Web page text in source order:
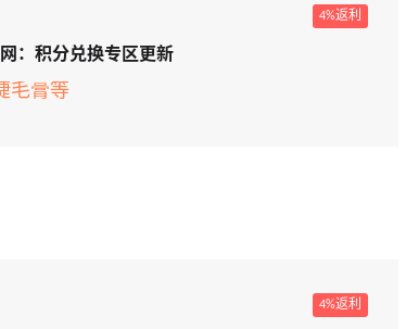
4%返利
：积分兑换专区更新
毛膏等
4%返利
丝芙兰美网2026全年海淘攻略！跟着排
期闭眼买